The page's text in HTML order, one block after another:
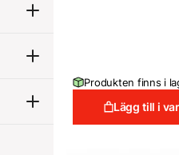
Produkten finns i
Lägg till i